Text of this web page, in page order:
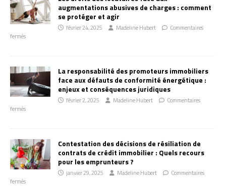
augmentations abusives de charges : comment
se protéger et agir
février 24, 2025 Madeline Hubert
Commentaires
fermés
La responsabilité des promoteurs immobiliers
face aux défauts de conformité énergétique :
enjeux et conséquences juridiques
février 2, 2025 Madeline Hubert
Commentaires
fermés
Contestation des décisions de résiliation de
contrats de crédit immobilier : Quels recours
pour les emprunteurs ?
janvier 29, 2025 Madeline Hubert
Commentaires
fermés